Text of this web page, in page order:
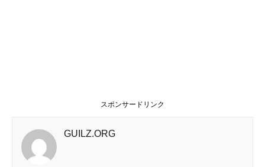
スポンサードリンク
GUILZ.ORG